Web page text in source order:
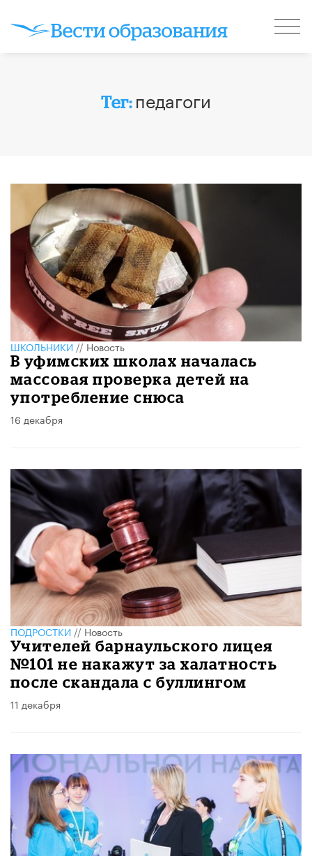
Тег: педагоги
ШКОЛЬНИКИ//Новость
В уфимских школах началась
массовая проверка детей на
употребление снюса
16 декабря
ПОДРОСТКИ//Новость
Учителей барнаульского лицея
№101 не накажут за халатность
после скандала с буллингом
11 декабря